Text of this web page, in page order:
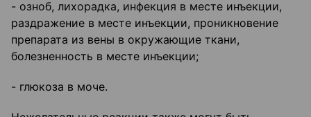
- озноб, лихорадка, инфекция в месте инъекции,
раздражение в месте инъекции, проникновение
препарата из вены в окружающие ткани,
болезненность в месте инъекции;
- глюкоза в моче.